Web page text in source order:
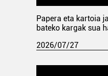
Papera eta kartoia
bateko kargak sua
2026/07/27